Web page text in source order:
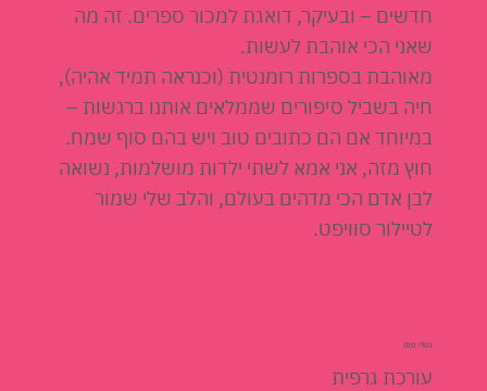
חדשים – ובעיקר, דואגת למכור ספרים. זה מה
שאני הכי אוהבת לעשות.
מאוהבת בספרות רומנטית (וכנראה תמיד אהיה),
חיה בשביל סיפורים שממלאים אותנו ברגשות –
במיוחד אם הם כתובים טוב ויש בהם סוף שמח.
חוץ מזה, אני אמא לשתי ילדות מושלמות, נשואה
לבן אדם הכי מדהים בעולם, והלב שלי שמור
לטיילור סוויפט.
נטלי סמו
עורכת גרפית